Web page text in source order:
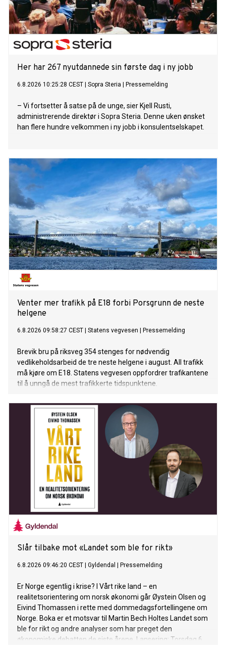
Her har 267 nyutdannede sin første dag i ny jobb
6.8.2026 10:25:28 CEST Sopra Steria Pressemelding
– Vi fortsetter å satse på de unge, sier Kjell Rusti,
administrerende direktør i Sopra Steria. Denne uken ønsket
han flere hundre velkommen i ny jobb i konsulentselskapet.
Venter mer trafikk på E18 forbi Porsgrunn de neste
helgene
6.8.2026 09:58:27 CEST Statens vegvesen Pressemelding
Brevik bru på riksveg 354 stenges for nødvendig
vedlikeholdsarbeid de tre neste helgene i august. All trafikk
må kjøre om E18. Statens vegvesen oppfordrer trafikantene
til å unngå de mest trafikkerte tidspunktene.
Slår tilbake mot «Landet som ble for rikt»
6.8.2026 09:46:20 CEST Gyldendal Pressemelding
Er Norge egentlig i krise? I Vårt rike land – en
realitetsorientering om norsk økonomi går Øystein Olsen og
Eivind Thomassen i rette med dommedagsfortellingene om
Norge. Boka er et motsvar til Martin Bech Holtes Landet som
ble for rikt og andre analyser som har preget den
økonomiske debatten de siste årene. Lansering: Torsdag 6.